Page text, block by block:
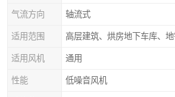
气流方向 轴流式
适用范围 高层建筑、烘房地下车库、
适用风机 通用
性能 低噪音风机